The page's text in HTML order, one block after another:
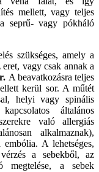
mellett, vagy teljes
seprű- vagy pókháló
szükséges, amely a
vagy csak annak a
A beavatkozásra teljes
kerül sor. A műtét
helyi vagy spinális
általános
való allergiás
alkalmaznak),
A lehetséges,
a sebekből, az
megtelése, a sebek